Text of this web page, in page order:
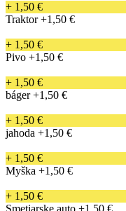
+ 1,50 €
Traktor +1,50 €
+ 1,50 €
Pivo +1,50 €
+ 1,50 €
báger +1,50 €
+ 1,50 €
jahoda +1,50 €
+ 1,50 €
Myška +1,50 €
+ 1,50 €